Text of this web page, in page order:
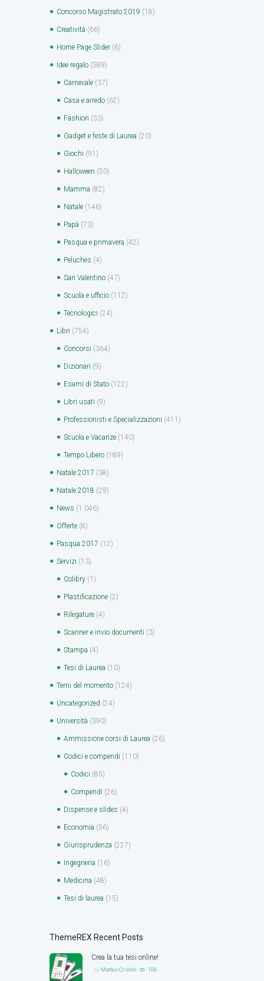
Concorso Magistrato 2019 (18)
Creatività (66)
Home Page Slider (6)
Idee regalo (589)
Carnevale (37)
Casa e arredo (62)
Fashion (33)
Gadget e feste di Laurea (20)
Giochi (91)
Halloween (50)
Mamma (82)
Natale (146)
Papà (73)
Pasqua e primavera (42)
Peluches (4)
San Valentino (47)
Scuola e ufficio (112)
Tecnologici (24)
Libri (754)
Concorsi (364)
Dizionari (9)
Esami di Stato (122)
Libri usati (9)
Professionisti e Specializzazioni (411)
Scuola e Vacanze (140)
Tempo Libero (189)
Natale 2017 (38)
Natale 2018 (29)
News (1.046)
Offerte (8)
Pasqua 2017 (12)
Servizi (13)
Colibry (1)
Plastificazione (2)
Rilegature (4)
Scanner e invio documenti (3)
Stampa (4)
Tesi di Laurea (10)
Temi del momento (124)
Uncategorized (24)
Università (390)
Ammissione corsi di Laurea (26)
Codici e compendi (110)
Codici (85)
Compendi (26)
Dispense e slides (4)
Economia (56)
Giurisprudenza (227)
Ingegneria (16)
Medicina (48)
Tesi di laurea (15)
ThemeREX Recent Posts
Crea la tua tesi online!
by Matteo Cristini 108